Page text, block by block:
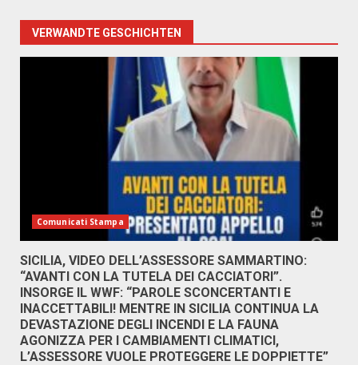
VERWANDTE GESCHICHTEN
Comunicati Stampa
SICILIA, VIDEO DELL’ASSESSORE SAMMARTINO:
“AVANTI CON LA TUTELA DEI CACCIATORI”.
INSORGE IL WWF: “PAROLE SCONCERTANTI E
INACCETTABILI! MENTRE IN SICILIA CONTINUA LA
DEVASTAZIONE DEGLI INCENDI E LA FAUNA
AGONIZZA PER I CAMBIAMENTI CLIMATICI,
L’ASSESSORE VUOLE PROTEGGERE LE DOPPIETTE”